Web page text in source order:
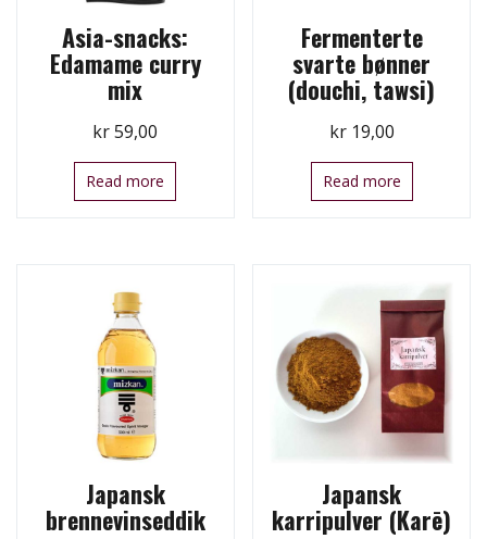
Asia-snacks:
Edamame curry
mix
kr59,00
Read more
Fermenterte
svarte bønner
(douchi, tawsi)
kr19,00
Read more
Japansk
brennevinseddik
Japansk
karripulver (Karē)